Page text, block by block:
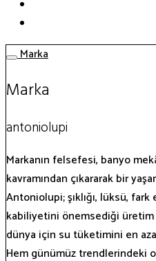
Marka
Marka
antoniolupi
Markanın felsefesi, banyo
kavramından çıkararak bir
Antoniolupi; şıklığı, lüksü,
kabiliyetini önemsediği
dünya için su tüketimini en
Hem günümüz trendlerindeki